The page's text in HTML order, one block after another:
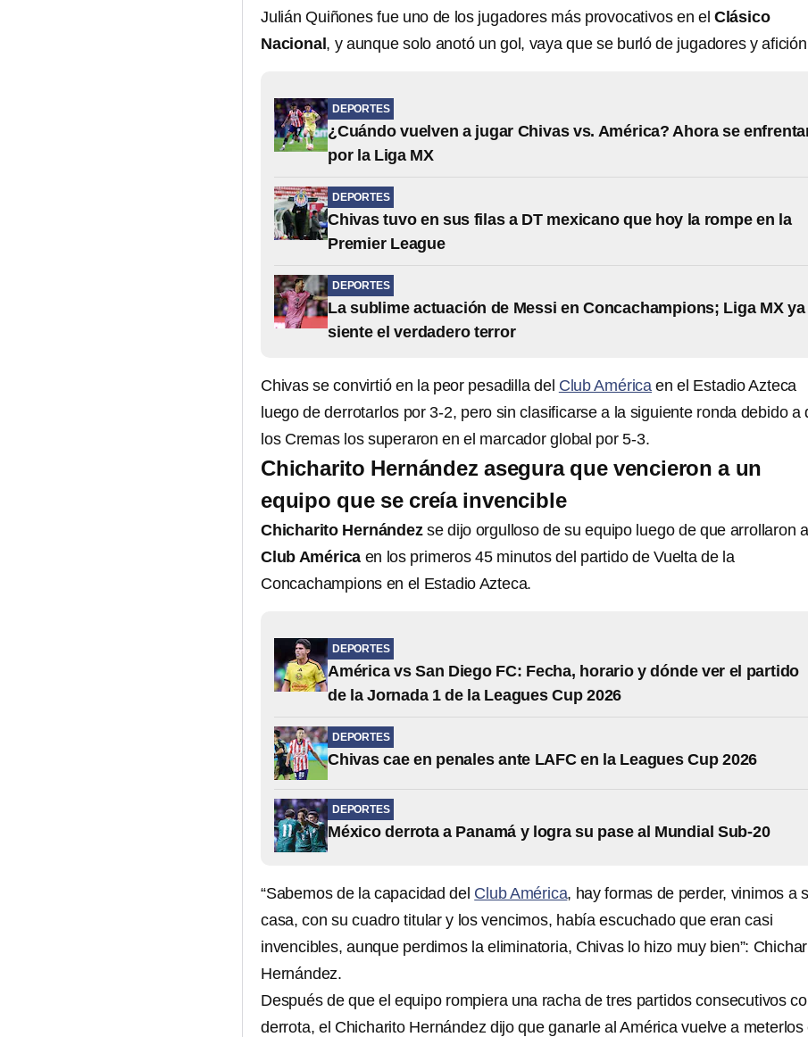
Julián Quiñones fue uno de los jugadores más provocativos en el Clásico
Nacional , y aunque solo anotó un gol, vaya que se burló de jugadores y
DEPORTES
¿Cuándo vuelven a jugar Chivas vs. América? Ahora se
por la Liga MX
DEPORTES
Chivas tuvo en sus filas a DT mexicano que hoy la rompe en la
Premier League
DEPORTES
La sublime actuación de Messi en Concachampions; Liga MX ya
siente el verdadero terror
Chivas se convirtió en la peor pesadilla del Club América en el Estadio Azteca
luego de derrotarlos por 3-2, pero sin clasificarse a la siguiente ronda debido a
los Cremas los superaron en el marcador global por 5-3.
Chicharito Hernández asegura que vencieron a un
equipo que se creía invencible
Chicharito Hernándezse dijo orgulloso de su equipo luego de que arrollaron al
Club América en los primeros 45 minutos del partido de Vuelta de la
Concachampions en el Estadio Azteca.
DEPORTES
América vs San Diego FC: Fecha, horario y dónde ver el partido
de la Jornada 1 de la Leagues Cup 2026
DEPORTES
Chivas cae en penales ante LAFC en la Leagues Cup 2026
DEPORTES
México derrota a Panamá y logra su pase al Mundial Sub-20
“Sabemos de la capacidad del Club América, hay formas de perder, vinimos a
casa, con su cuadro titular y los vencimos, había escuchado que eran casi
invencibles, aunque perdimos la eliminatoria, Chivas lo hizo muy bien”:
Hernández.
Después de que el equipo rompiera una racha de tres partidos consecutivos
derrota, el Chicharito Hernández dijo que ganarle al América vuelve a meterlos